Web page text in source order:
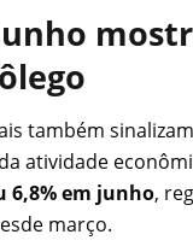
também sinalizam
atividade
6,8% em junho,
março.